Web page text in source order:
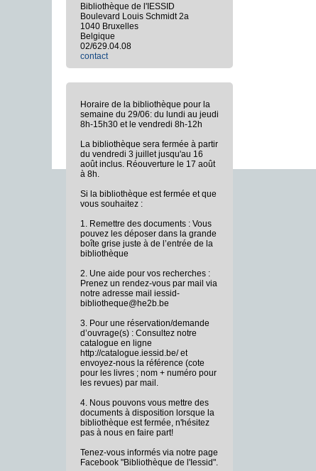
Bibliothèque de l'IESSID
Boulevard Louis Schmidt 2a
1040 Bruxelles
Belgique
02/629.04.08
contact
Horaire de la bibliothèque pour la
semaine du 29/06: du lundi au jeudi
8h-15h30 et le vendredi 8h-12h
La bibliothèque sera fermée à partir
du vendredi 3 juillet jusqu'au 16
août inclus. Réouverture le 17 août
à 8h.
Si la bibliothèque est fermée et que
vous souhaitez :
1. Remettre des documents : Vous
pouvez les déposer dans la grande
boîte grise juste à de l’entrée de la
bibliothèque
2. Une aide pour vos recherches :
Prenez un rendez-vous par mail via
notre adresse mail iessid-
bibliotheque@he2b.be
3. Pour une réservation/demande
d’ouvrage(s) : Consultez notre
catalogue en ligne
http://catalogue.iessid.be/ et
envoyez-nous la référence (cote
pour les livres ; nom + numéro pour
les revues) par mail.
4. Nous pouvons vous mettre des
documents à disposition lorsque la
bibliothèque est fermée, n'hésitez
pas à nous en faire part!
Tenez-vous informés via notre page
Facebook "Bibliothèque de l'Iessid".